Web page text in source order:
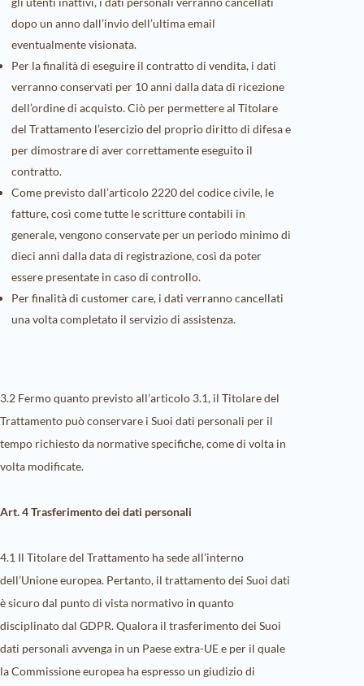
dopo un anno dall’invio dell’ultima email
eventualmente visionata.
Per la finalità di eseguire il contratto di vendita, i dati
verranno conservati per 10 anni dalla data di ricezione
dell’ordine di acquisto. Ciò per permettere al Titolare
del Trattamento l’esercizio del proprio diritto di difesa e
per dimostrare di aver correttamente eseguito il
contratto.
Come previsto dall’articolo 2220 del codice civile, le
fatture, così come tutte le scritture contabili in
generale, vengono conservate per un periodo minimo di
dieci anni dalla data di registrazione, così da poter
essere presentate in caso di controllo.
Per finalità di customer care, i dati verranno cancellati
una volta completato il servizio di assistenza.
3.2 Fermo quanto previsto all’articolo 3.1, il Titolare del
Trattamento può conservare i Suoi dati personali per il
tempo richiesto da normative specifiche, come di volta in
volta modificate.
Art. 4 Trasferimento dei dati personali
4.1 Il Titolare del Trattamento ha sede all’interno
dell’Unione europea. Pertanto, il trattamento dei Suoi dati
è sicuro dal punto di vista normativo in quanto
disciplinato dal GDPR. Qualora il trasferimento dei Suoi
dati personali avvenga in un Paese extra-UE e per il quale
la Commissione europea ha espresso un giudizio di